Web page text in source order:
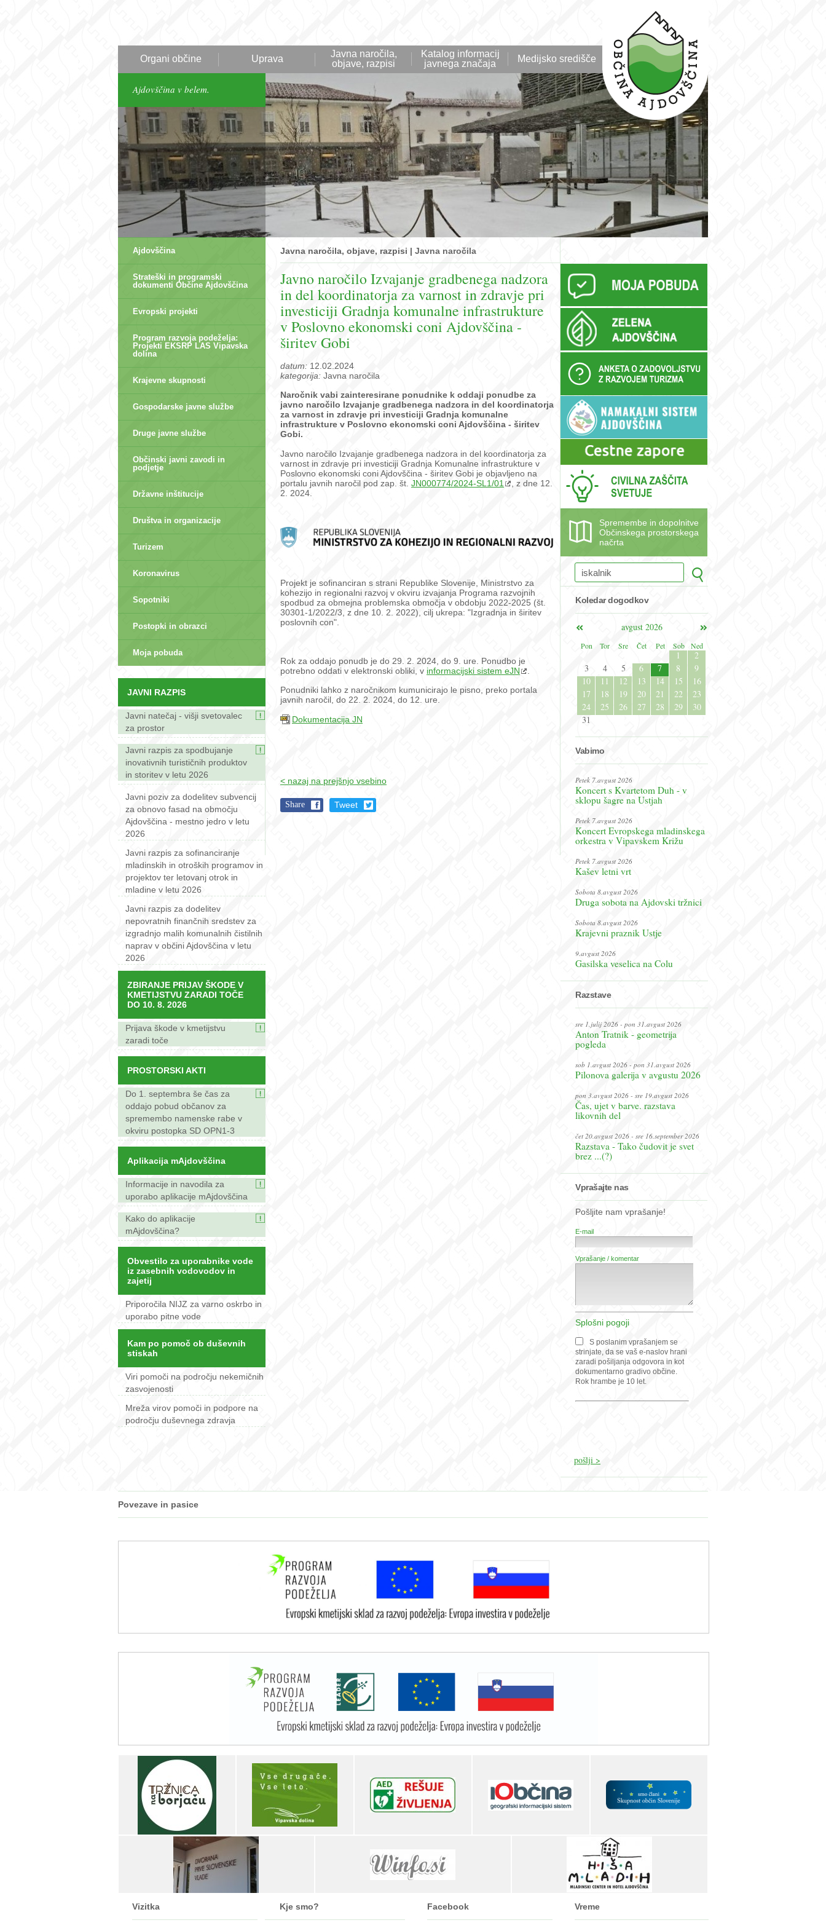
Organi občine Uprava
Javna naročila,
objave, razpisi
Katalog informacij
javnega značaja
Medijsko središče
Ajdovščina v belem.
Ajdovščina
Strateški in programski
dokumenti Občine Ajdovščina
Evropski projekti
Program razvoja podeželja:
Projekti EKSRP LAS Vipavska
dolina
Krajevne skupnosti
Gospodarske javne službe
Druge javne službe
Občinski javni zavodi in
podjetje
Državne inštitucije
Društva in organizacije
Turizem
Koronavirus
Sopotniki
Postopki in obrazci
Moja pobuda
JAVNI RAZPIS
Javni natečaj - višji svetovalec
za prostor
Javni razpis za spodbujanje
inovativnih turističnih produktov
in storitev v letu 2026
Javni poziv za dodelitev subvencij
za obnovo fasad na območju
Ajdovščina - mestno jedro v letu
2026
Javni razpis za sofinanciranje
mladinskih in otroških programov in
projektov ter letovanj otrok in
mladine v letu 2026
Javni razpis za dodelitev
nepovratnih finančnih sredstev za
izgradnjo malih komunalnih čistilnih
naprav v občini Ajdovščina v letu
2026
ZBIRANJE PRIJAV ŠKODE V
KMETIJSTVU ZARADI TOČE
DO 10. 8. 2026
Prijava škode v kmetijstvu
zaradi toče
PROSTORSKI AKTI
Do 1. septembra še čas za
oddajo pobud občanov za
spremembo namenske rabe v
okviru postopka SD OPN1-3
Aplikacija mAjdovščina
Informacije in navodila za
uporabo aplikacije mAjdovščina
Kako do aplikacije
mAjdovščina?
Obvestilo za uporabnike vode
iz zasebnih vodovodov in
zajetij
Priporočila NIJZ za varno oskrbo in
uporabo pitne vode
Kam po pomoč ob duševnih
stiskah
Viri pomoči na področju nekemičnih
zasvojenosti
Mreža virov pomoči in podpore na
področju duševnega zdravja
Javna naročila, objave, razpisi | Javna naročila
Javno naročilo Izvajanje gradbenega nadzora
in del koordinatorja za varnost in zdravje pri
investiciji Gradnja komunalne infrastrukture
v Poslovno ekonomski coni Ajdovščina -
širitev Gobi
datum: 12.02.2024
kategorija: Javna naročila
Naročnik vabi zainteresirane ponudnike k oddaji ponudbe za
javno naročilo Izvajanje gradbenega nadzora in del koordinatorja
za varnost in zdravje pri investiciji Gradnja komunalne
infrastrukture v Poslovno ekonomski coni Ajdovščina - širitev
Gobi.
Javno naročilo Izvajanje gradbenega nadzora in del koordinatorja za
varnost in zdravje pri investiciji Gradnja Komunalne infrastrukture v
Poslovno ekonomski coni Ajdovščina - širitev Gobi je objavljeno na
portalu javnih naročil pod zap. št. JN000774/2024-SL1/01
, z dne 12.
2. 2024.
Projekt je sofinanciran s strani Republike Slovenije, Ministrstvo za
kohezijo in regionalni razvoj v okviru izvajanja Programa razvojnih
spodbud za obmejna problemska območja v obdobju 2022-2025 (št.
30301-1/2022/3, z dne 10. 2. 2022), cilj ukrepa: "Izgradnja in širitev
poslovnih con".
Rok za oddajo ponudb je do 29. 2. 2024, do 9. ure. Ponudbo je
potrebno oddati v elektronski obliki, v informacijski sistem eJN
Ponudniki lahko z naročnikom kumunicirajo le pisno, preko portala
javnih naročil, do 22. 2. 2024, do 12. ure.
Dokumentacija JN
< nazaj na prejšnjo vsebino
Share Tweet
Spremembe in dopolnitve
Občinskega prostorskega
načrta
Koledar dogodkov
avgust 2026
Pon
Tor Sre Čet Pet Sob Ned
1
2
3
4 5 6 7 8
9
10
11 12 13 14 15
16
17
18 19 20 21 22
23
24
25 26 27 28 29
30
31
Vabimo
Petek 7.avgust 2026
Koncert s Kvartetom Duh - v
sklopu šagre na Ustjah
Petek 7.avgust 2026
Koncert Evropskega mladinskega
orkestra v Vipavskem Križu
Petek 7.avgust 2026
Kašev letni vrt
Sobota 8.avgust 2026
Druga sobota na Ajdovski tržnici
Sobota 8.avgust 2026
Krajevni praznik Ustje
9.avgust 2026
Gasilska veselica na Colu
Razstave
sre 1.julij 2026 - pon 31.avgust 2026
Anton Tratnik - geometrija
pogleda
sob 1.avgust 2026 - pon 31.avgust 2026
Pilonova galerija v avgustu 2026
pon 3.avgust 2026 - sre 19.avgust 2026
Čas, ujet v barve. razstava
likovnih del
čet 20.avgust 2026 - sre 16.september 2026
Razstava - Tako čudovit je svet
brez ...(?)
Vprašajte nas
Pošljite nam vprašanje!
E-mail
Vprašanje / komentar
Splošni pogoji
S poslanim vprašanjem se
strinjate, da se vaš e-naslov hrani
zaradi pošiljanja odgovora in kot
dokumentarno gradivo občine.
Rok hrambe je 10 let.
Povezave in pasice
Vizitka Kje smo? Facebook Vreme